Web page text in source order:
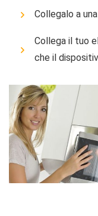
Collegalo a
Collega il tuo
che il